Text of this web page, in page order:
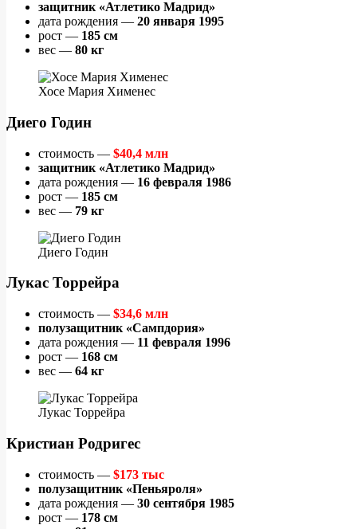
защитник «Атлетико Мадрид»
дата рождения — 20 января 1995
рост — 185 см
вес — 80 кг
Хосе Мария Хименес
Диего Годин
стоимость — $40,4 млн
защитник «Атлетико Мадрид»
дата рождения — 16 февраля 1986
рост — 185 см
вес — 79 кг
Диего Годин
Лукас Торрейра
стоимость — $34,6 млн
полузащитник «Сампдория»
дата рождения — 11 февраля 1996
рост — 168 см
вес — 64 кг
Лукас Торрейра
Кристиан Родригес
стоимость — $173 тыс
полузащитник «Пеньяроля»
дата рождения — 30 сентября 1985
рост — 178 см